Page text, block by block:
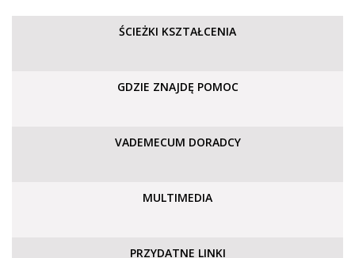
ŚCIEŻKI KSZTAŁCENIA
GDZIE ZNAJDĘ POMOC
VADEMECUM DORADCY
MULTIMEDIA
PRZYDATNE LINKI